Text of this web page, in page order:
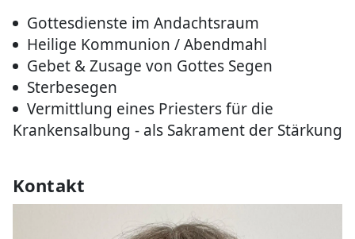
Gottesdienste im Andachtsraum
Heilige Kommunion / Abendmahl
Gebet & Zusage von Gottes Segen
Sterbesegen
Vermittlung eines Priesters für die
Krankensalbung - als Sakrament der Stärkung
Kontakt